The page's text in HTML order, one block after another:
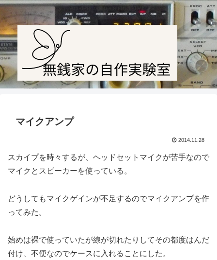
Amateur radio station JF1PTL
マイクアンプ
2014.11.28
スカイプを時々するが、ヘッドセットマイクが苦手なので
マイクとスピーカーを使っている。
どうしてもマイクゲインが不足するのでマイクアンプを作
ってみた。
始めは裸で使っていたが線が切れたりしてその都度はんだ
付け、不便なのでケースに入れることにした。